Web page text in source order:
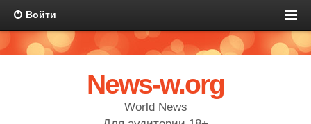
Войти
News-w.org
World News